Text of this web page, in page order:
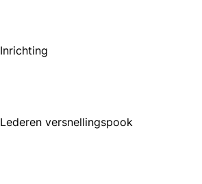
Inrichting
Lederen versnellingspook